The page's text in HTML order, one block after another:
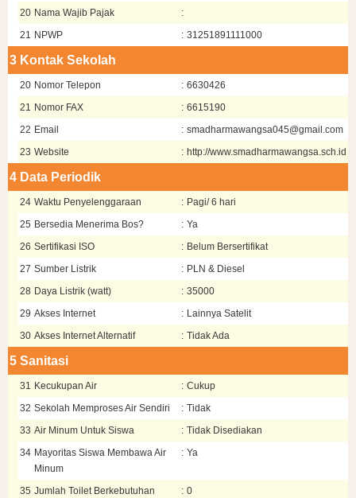
20 Nama Wajib Pajak
:
21 NPWP : 31251891111000
3 Kontak Sekolah
20 Nomor Telepon : 6630426
21 Nomor FAX : 6615190
22 Email : smadharmawangsa045@gmail.com
23 Website : http://www.smadharmawangsa.sch.id
4 Data Periodik
24 Waktu Penyelenggaraan : Pagi/ 6 hari
25 Bersedia Menerima Bos? : Ya
26 Sertifikasi ISO : Belum Bersertifikat
27 Sumber Listrik : PLN & Diesel
28 Daya Listrik (watt) : 35000
29 Akses Internet : Lainnya Satelit
30 Akses Internet Alternatif : Tidak Ada
5 Sanitasi
31 Kecukupan Air : Cukup
32 Sekolah Memproses Air Sendiri : Tidak
33 Air Minum Untuk Siswa : Tidak Disediakan
34 Mayoritas Siswa Membawa Air
Minum
: Ya
35 Jumlah Toilet Berkebutuhan : 0